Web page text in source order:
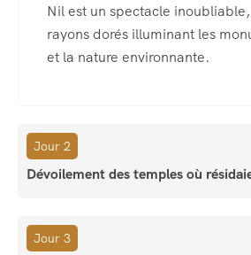
Nil est un spectacle
rayons dorés illuminant les
et la nature environnante.
Jour 2
Dévoilement des temples où
Jour 3